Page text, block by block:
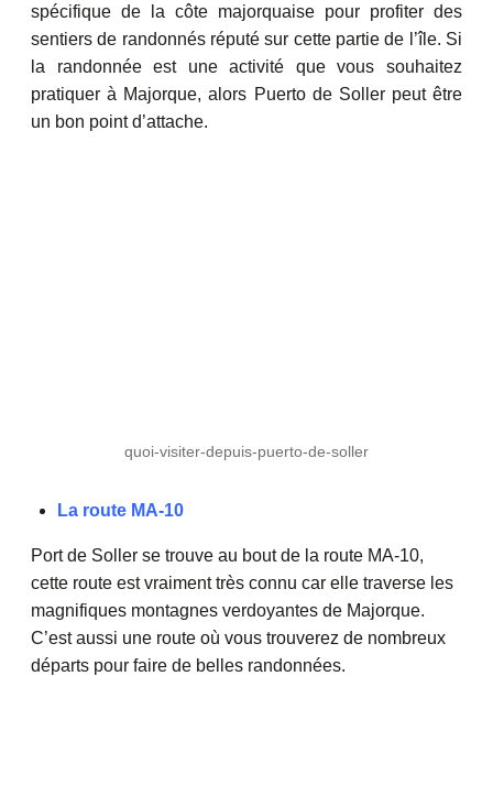
spécifique de la côte majorquaise pour profiter des
sentiers de randonnés réputé sur cette partie de l’île. Si
la randonnée est une activité que vous souhaitez
pratiquer à Majorque, alors Puerto de Soller peut être
un bon point d’attache.
quoi-visiter-depuis-puerto-de-soller
La route MA-10
Port de Soller se trouve au bout de la route MA-10,
cette route est vraiment très connu car elle traverse les
magnifiques montagnes verdoyantes de Majorque.
C’est aussi une route où vous trouverez de nombreux
départs pour faire de belles randonnées.